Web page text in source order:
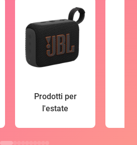
Prodotti per
l'estate